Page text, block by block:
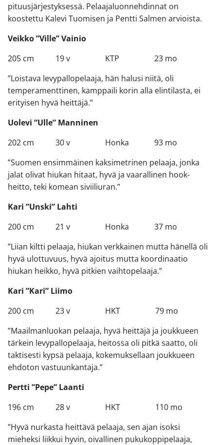
pituusjärjestyksessä. Pelaajaluonnehdinnat on
koostettu Kalevi Tuomisen ja Pentti Salmen arvioista.
Veikko ”Ville” Vainio
205 cm 19 v KTP 23 mo
”Loistava levypallopelaaja, hän halusi niitä, oli
temperamenttinen, kamppaili korin alla elintilasta, ei
erityisen hyvä heittäjä.”
Uolevi ”Ulle” Manninen
202 cm 30 v Honka 93 mo
”Suomen ensimmäinen kaksimetrinen pelaaja, jonka
jalat olivat hiukan hitaat, hyvä ja vaarallinen hook-
heitto, teki komean siviiliuran.”
Kari ”Unski” Lahti
200 cm 21 v Honka 37 mo
”Liian kiltti pelaaja, hiukan verkkainen mutta hänellä oli
hyvä ulottuvuus, hyvä ajoitus mutta koordinaatio
hiukan heikko, hyvä pitkien vaihtopelaaja.”
Kari ”Kari” Liimo
200 cm 23 v HKT 79 mo
”Maailmanluokan pelaaja, hyvä heittäjä ja joukkueen
tärkein levypallopelaaja, heitossa oli pitkä saatto, oli
taktisesti kypsä pelaaja, kokemuksellaan joukkueen
ehdoton vastuunkantaja.”
Pertti ”Pepe” Laanti
196 cm 28 v HKT 110 mo
”Hyvä nurkasta heittävä pelaaja, sen ajan isoksi
mieheksi liikkui hyvin, oivallinen pukukoppipelaaja,